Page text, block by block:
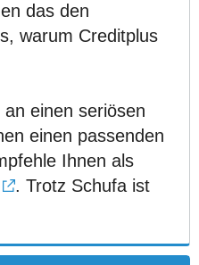
das den
warum Creditplus
einen seriösen
einen passenden
Ihnen als
. Trotz Schufa ist